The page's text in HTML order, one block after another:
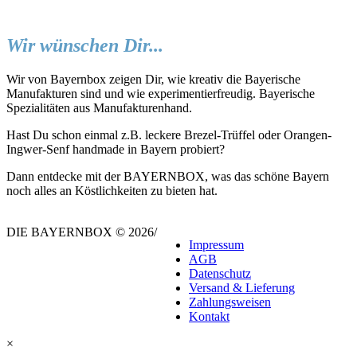
Wir wünschen Dir...
Wir von Bayernbox zeigen Dir, wie kreativ die Bayerische
Manufakturen sind und wie experimentierfreudig. Bayerische
Spezialitäten aus Manufakturenhand.
Hast Du schon einmal z.B. leckere Brezel-Trüffel oder Orangen-
Ingwer-Senf handmade in Bayern probiert?
Dann entdecke mit der BAYERNBOX, was das schöne Bayern
noch alles an Köstlichkeiten zu bieten hat.
DIE BAYERNBOX © 2026/
Impressum
AGB
Datenschutz
Versand & Lieferung
Zahlungsweisen
Kontakt
×